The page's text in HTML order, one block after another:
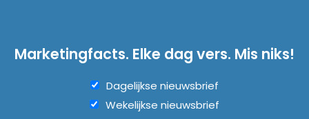
Marketingfacts. Elke dag vers. Mis niks!
Dagelijkse nieuwsbrief
Wekelijkse nieuwsbrief